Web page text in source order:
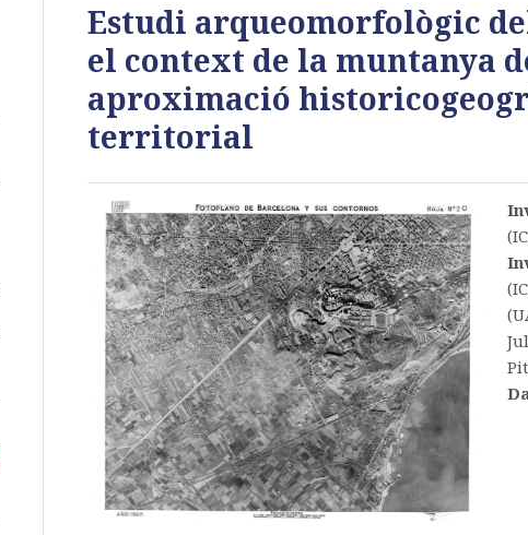
Estudi arqueomorfològic
el context de la muntanya
aproximació
territorial